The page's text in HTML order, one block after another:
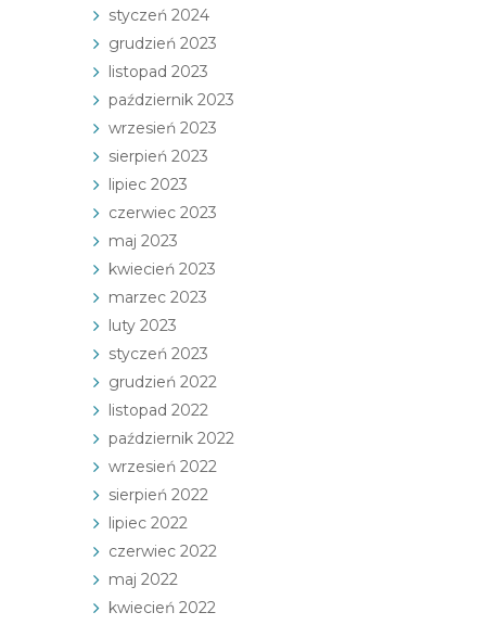
styczeń 2024
grudzień 2023
listopad 2023
październik 2023
wrzesień 2023
sierpień 2023
lipiec 2023
czerwiec 2023
maj 2023
kwiecień 2023
marzec 2023
luty 2023
styczeń 2023
grudzień 2022
listopad 2022
październik 2022
wrzesień 2022
sierpień 2022
lipiec 2022
czerwiec 2022
maj 2022
kwiecień 2022